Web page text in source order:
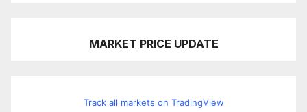
MARKET PRICE UPDATE
Track all markets on TradingView